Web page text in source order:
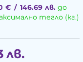
€ / 146.69 лв.до
тегло (кг.)
лв.